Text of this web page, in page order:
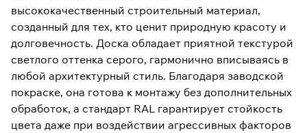
высококачественный строительный материал,
созданный для тех, кто ценит природную красоту и
долговечность. Доска обладает приятной текстурой
светлого оттенка серого, гармонично вписываясь в
любой архитектурный стиль. Благодаря заводской
покраске, она готова к монтажу без дополнительных
обработок, а стандарт RAL гарантирует стойкость
цвета даже при воздействии агрессивных факторов